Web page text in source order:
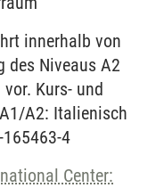
innerhalb von
des Niveaus A2
Kurs- und
A2: Italienisch
4
Center: